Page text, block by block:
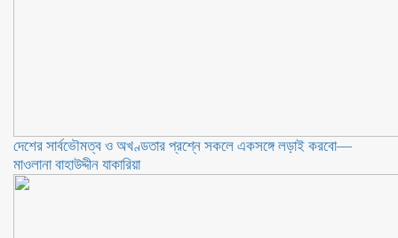
দেশের সার্বভৌমত্ব ও অখণ্ডতার প্রশ্নে সকলে একসঙ্গে লড়াই করবো—
মাওলানা বাহাউদ্দীন যাকারিয়া